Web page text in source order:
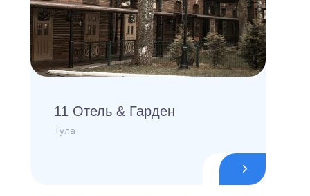
11 Отель & Гарден
Тула